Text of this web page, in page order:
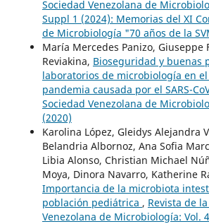
Sociedad Venezolana de
Suppl 1 (2024): Memorias del XI
de Microbiología "70 años de la
María Mercedes Panizo, Giuseppe
Reviakina, Bioseguridad y buenas
laboratorios de microbiología en
pandemia causada por el SARS-
Sociedad Venezolana de
(2020)
Karolina López, Gleidys Alejandra
Belandria Albornoz, Ana Sofia
Libia Alonso, Christian Michael
Moya, Dinora Navarro, Katherine
Importancia de la microbiota
población pediátrica , Revista de
Venezolana de Microbiología: Vol.